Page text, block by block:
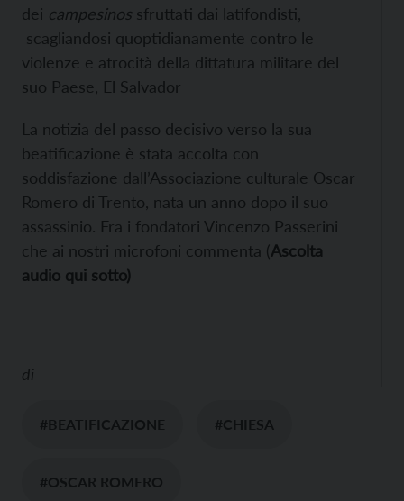
dei campesinos sfruttati dai latifondisti,
scagliandosi quoptidianamente contro le
violenze e atrocità della dittatura militare del
suo Paese, El Salvador
La notizia del passo decisivo verso la sua
beatificazione è stata accolta con
soddisfazione dall’Associazione culturale Oscar
Romero di Trento, nata un anno dopo il suo
assassinio. Fra i fondatori Vincenzo Passerini
che ai nostri microfoni commenta (Ascolta
audio qui sotto)
di
#BEATIFICAZIONE #CHIESA
#OSCAR ROMERO